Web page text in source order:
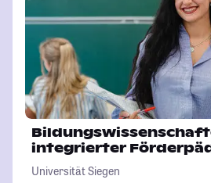
integrierter
Universität Siegen